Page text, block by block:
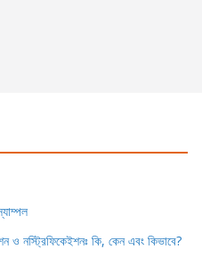
ও নস্ট্রিফিকেইশনঃ কি, কেন এবং কিভাবে?